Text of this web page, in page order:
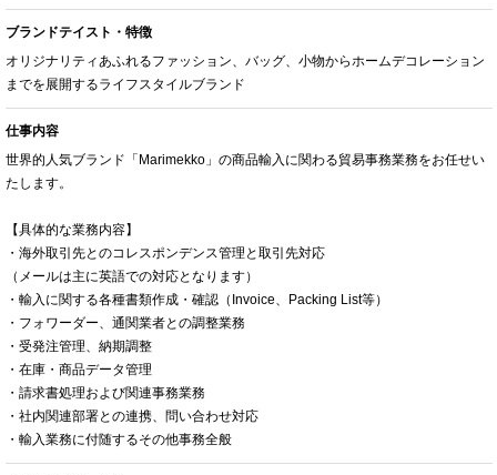
ブランドテイスト・特徴
オリジナリティあふれるファッション、バッグ、小物からホームデコレーション
までを展開するライフスタイルブランド
仕事内容
世界的人気ブランド「Marimekko」の商品輸入に関わる貿易事務業務をお任せい
たします。
【具体的な業務内容】
・海外取引先とのコレスポンデンス管理と取引先対応
（メールは主に英語での対応となります）
・輸入に関する各種書類作成・確認（Invoice、Packing List等）
・フォワーダー、通関業者との調整業務
・受発注管理、納期調整
・在庫・商品データ管理
・請求書処理および関連事務業務
・社内関連部署との連携、問い合わせ対応
・輸入業務に付随するその他事務全般